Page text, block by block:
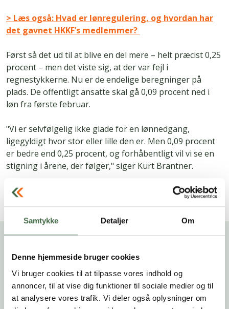
Samtykke Detaljer Om
Denne hjemmeside bruger cookies
Vi bruger cookies til at tilpasse vores indhold og
annoncer, til at vise dig funktioner til sociale medier og til
at analysere vores trafik. Vi deler også oplysninger om
> Læs også: Hvad er lønregulering, og hvordan har
det gavnet HKKF’s medlemmer?
Først så det ud til at blive en del mere – helt præcist 0,25
procent – men det viste sig, at der var fejl i
regnestykkerne. Nu er de endelige beregninger på
plads. De offentligt ansatte skal gå 0,09 procent ned i
løn fra første februar.
"Vi er selvfølgelig ikke glade for en lønnedgang,
ligegyldigt hvor stor eller lille den er. Men 0,09 procent
er bedre end 0,25 procent, og forhåbentligt vil vi se en
stigning i årene, der følger," siger Kurt Brantner.
> Læs også: Annuller signal: Du skal sandsynligvis
min lønseddel?
Er du bagudlønnet
, vil du se en lønnedgang på 0,09
procent på din næste lønseddel – lønnen for februar
2021.